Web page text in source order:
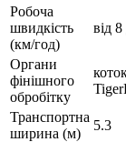
Робоча
швидкість
(км/год)
від
Органи
фінішного
обробітку
Транспортна
ширина (м)
5.3